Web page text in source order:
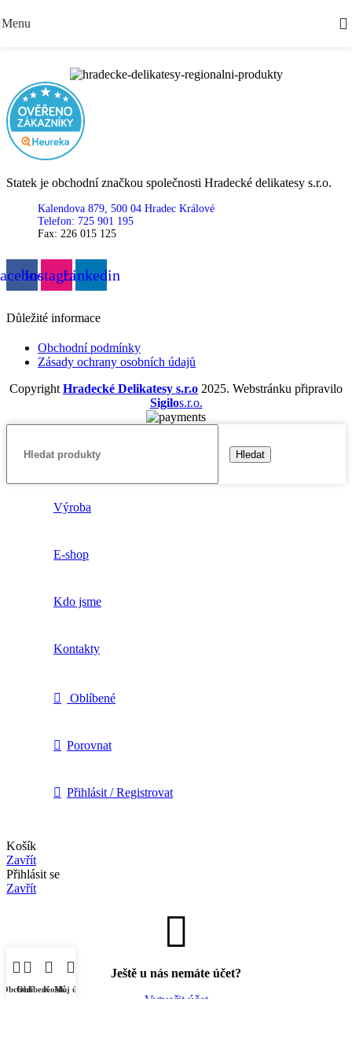
Menu
Statek je obchodní značkou společnosti Hradecké delikatesy s.r.o.
Kalendova 879, 500 04 Hradec Králové
Telefon: 725 901 195
Fax: 226 015 125
InstagramLinkedin
Důležité informace
Obchodní podmínky
Zásady ochrany osobních údajů
Copyright Hradecké Delikatesy s.r.o 2025. Webstránku připravilo
Sigilos.r.o.
Hledat
Výroba
E-shop
Kdo jsme
Kontakty
Oblíbené
Porovnat
Přihlásit / Registrovat
Košík
Zavřít
Přihlásit se
Zavřít
Ještě u nás nemáte účet?
Vytvořit účet
Obchod
OblíbenéKošíkMůj účet